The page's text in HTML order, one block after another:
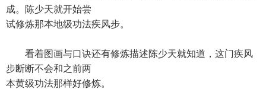
成。陈少天就开始尝
试修炼那本地级功法疾风步。
看着图画与口诀还有修炼描述陈少天就知道，这门疾风
步断断不会和之前两
本黄级功法那样好修炼。